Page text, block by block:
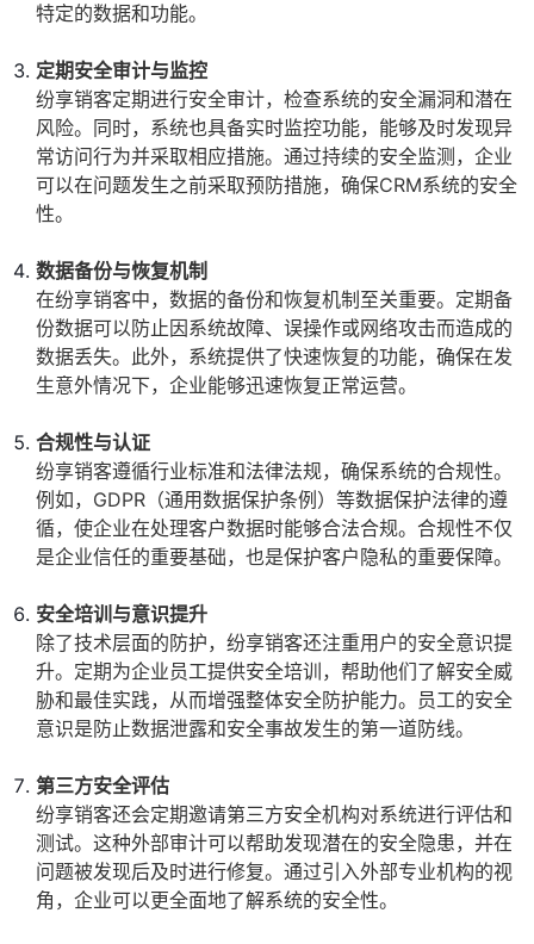
特定的数据和功能。
定期安全审计与监控
纷享销客定期进行安全审计，检查系统的安全漏洞和潜在
风险。同时，系统也具备实时监控功能，能够及时发现异
常访问行为并采取相应措施。通过持续的安全监测，企业
可以在问题发生之前采取预防措施，确保CRM系统的安全
性。
数据备份与恢复机制
在纷享销客中，数据的备份和恢复机制至关重要。定期备
份数据可以防止因系统故障、误操作或网络攻击而造成的
数据丢失。此外，系统提供了快速恢复的功能，确保在发
生意外情况下，企业能够迅速恢复正常运营。
合规性与认证
纷享销客遵循行业标准和法律法规，确保系统的合规性。
例如，GDPR（通用数据保护条例）等数据保护法律的遵
循，使企业在处理客户数据时能够合法合规。合规性不仅
是企业信任的重要基础，也是保护客户隐私的重要保障。
安全培训与意识提升
除了技术层面的防护，纷享销客还注重用户的安全意识提
升。定期为企业员工提供安全培训，帮助他们了解安全威
胁和最佳实践，从而增强整体安全防护能力。员工的安全
意识是防止数据泄露和安全事故发生的第一道防线。
第三方安全评估
纷享销客还会定期邀请第三方安全机构对系统进行评估和
测试。这种外部审计可以帮助发现潜在的安全隐患，并在
问题被发现后及时进行修复。通过引入外部专业机构的视
角，企业可以更全面地了解系统的安全性。